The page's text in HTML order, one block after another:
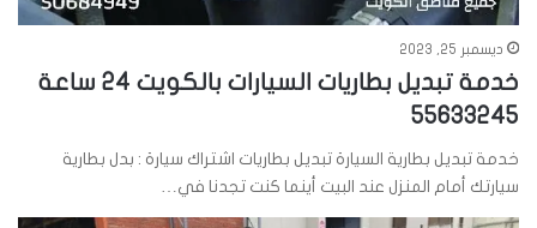
ديسمبر 25, 2023
خدمة تبديل بطاريات السيارات بالكويت 24 ساعة
55633245
خدمة تبديل بطارية السيارة تبديل بطاريات اشتراك سيارة : بدل بطارية
سيارتك أمام المنزل عند البيت أينما كنت تجدنا في…